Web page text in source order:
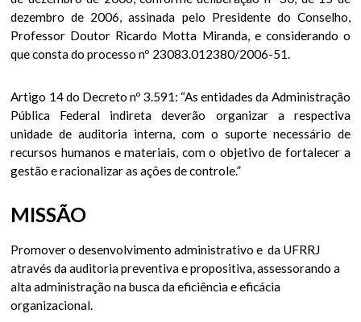
dezembro de 2006, assinada pelo Presidente do Conselho,
Professor Doutor Ricardo Motta Miranda, e considerando o
que consta do processo nº 23083.012380/2006-51.
Artigo 14 do Decreto nº 3.591: “As entidades da Administração
Pública Federal indireta deverão organizar a respectiva
unidade de auditoria interna, com o suporte necessário de
recursos humanos e materiais, com o objetivo de fortalecer a
gestão e racionalizar as ações de controle.”
MISSÃO
Promover o desenvolvimento administrativo e da UFRRJ
através da auditoria preventiva e propositiva, assessorando a
alta administração na busca da eficiência e eficácia
organizacional.